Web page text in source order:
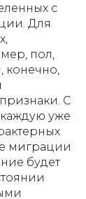
с
Для
пол,
конечно,
С
уже
миграции
будет